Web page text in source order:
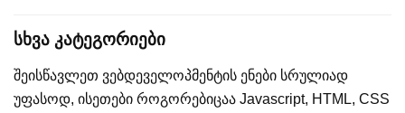
სხვა კატეგორიები
შეისწავლეთ ვებდეველოპმენტის ენები სრულიად
უფასოდ, ისეთები როგორებიცაა Javascript, HTML, CSS